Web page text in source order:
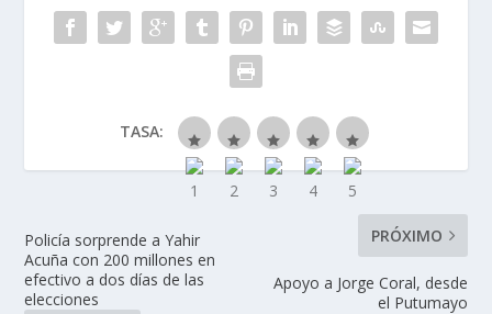
TASA:
Policía sorprende a Yahir
Acuña con 200 millones en
efectivo a dos días de las
elecciones
PRÓXIMO
Apoyo a Jorge Coral, desde
el Putumayo